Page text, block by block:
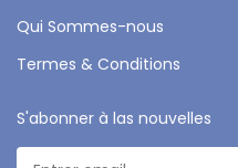
Qui Sommes-nous
Termes & Conditions
S'abonner à las nouvelles